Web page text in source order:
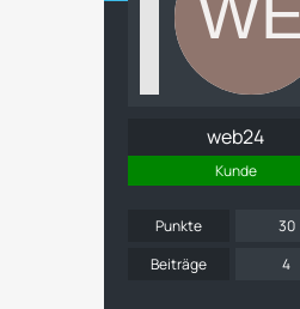
web24
Kunde
Punkte
30
Beiträge
4